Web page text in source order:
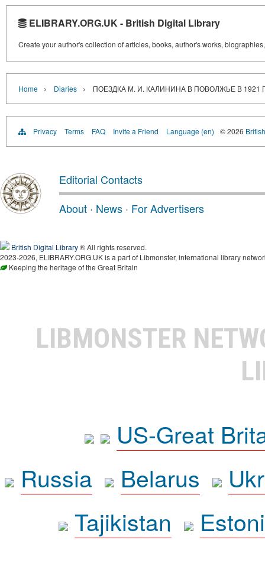
ELIBRARY.ORG.UK - British Digital Library
Create your author's collection of articles, books, author's works,
Home › Diaries › ПОЕЗДКА М. И. КАЛИНИНА В ПОВОЛЖЬЕ В 1921
Privacy Terms FAQ Invite a Friend Language (en) © 2026
Editorial Contacts
About · News · For Advertisers
British Digital Library® All rights reserved.
2023-2026, ELIBRARY.ORG.UK is a part of Libmonster, international library
Keeping the heritage of the Great Britain
LIBMONSTER
US-Great
Russia
Belarus
Tajikistan